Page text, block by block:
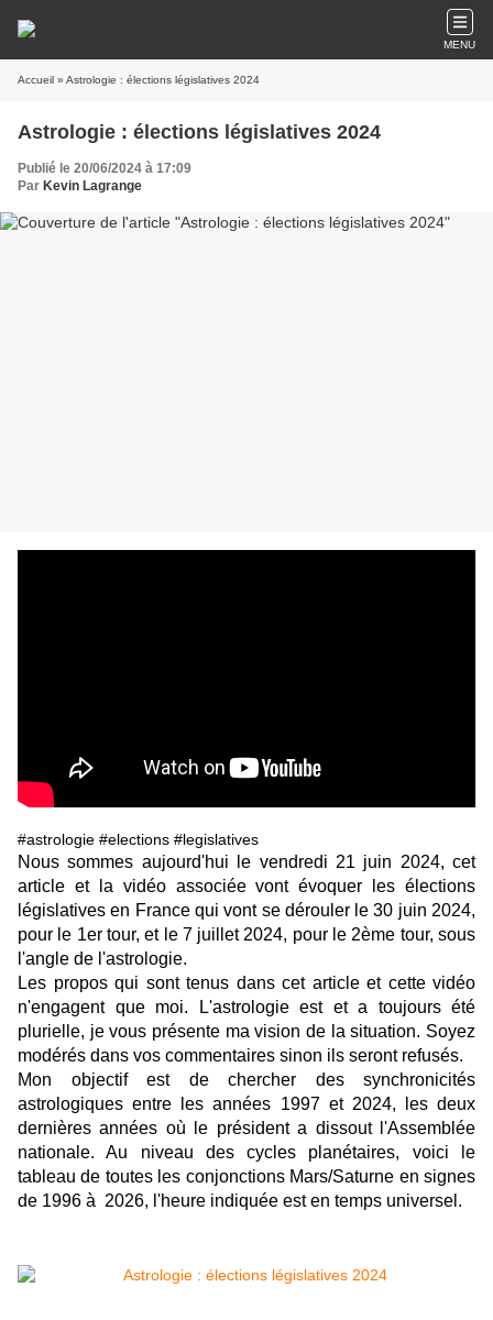
MENU
Accueil » Astrologie : élections législatives 2024
Astrologie : élections législatives 2024
Publié le 20/06/2024 à 17:09
Par Kevin Lagrange
#astrologie #elections #legislatives
Nous sommes aujourd'hui le vendredi 21 juin 2024, cet
article et la vidéo associée vont évoquer les élections
législatives en France qui vont se dérouler le 30 juin 2024,
pour le 1er tour, et le 7 juillet 2024, pour le 2ème tour, sous
l'angle de l'astrologie.
Les propos qui sont tenus dans cet article et cette vidéo
n'engagent que moi. L'astrologie est et a toujours été
plurielle, je vous présente ma vision de la situation. Soyez
modérés dans vos commentaires sinon ils seront refusés.
Mon objectif est de chercher des synchronicités
astrologiques entre les années 1997 et 2024, les deux
dernières années où le président a dissout l'Assemblée
nationale. Au niveau des cycles planétaires, voici le
tableau de toutes les conjonctions Mars/Saturne en signes
de 1996 à 2026, l'heure indiquée est en temps universel.